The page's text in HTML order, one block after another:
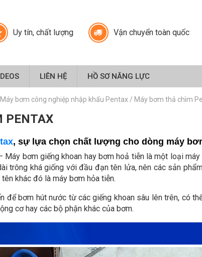
Uy tín, chất lượng Vận chuyển toàn quốc
LIÊN HỆ HỒ SƠ NĂNG LỰC
bơm công nghiệp nhập khẩu Pentax/ Máy bơm thả chìm
PENTAX
, sự lựa chọn chất lượng cho dòng máy
Máy bơm giếng khoan hay bơm hoả tiễn là một loại
trông khá giống với đầu đạn tên lửa, nên các sản
khác đó là máy bơm hỏa tiễn.
để bơm hút nước từ các giếng khoan sâu lên trên, có
cơ hay các bộ phận khác của bơm.